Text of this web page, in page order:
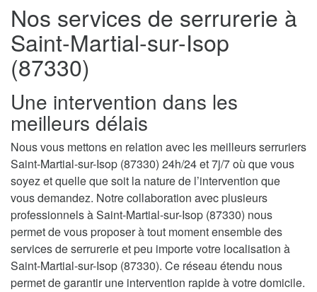
Nos services de serrurerie à
Saint-Martial-sur-Isop
(87330)
Une intervention dans les
meilleurs délais
Nous vous mettons en relation avec les meilleurs serruriers
Saint-Martial-sur-Isop (87330) 24h/24 et 7j/7 où que vous
soyez et quelle que soit la nature de l’intervention que
vous demandez. Notre collaboration avec plusieurs
professionnels à Saint-Martial-sur-Isop (87330) nous
permet de vous proposer à tout moment ensemble des
services de serrurerie et peu importe votre localisation à
Saint-Martial-sur-Isop (87330). Ce réseau étendu nous
permet de garantir une intervention rapide à votre domicile.